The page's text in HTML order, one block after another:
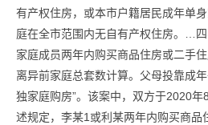
有产权住房，或本市户籍居民成年单
庭在全市范围内无自有产权住房。…
家庭成员两年内购买商品住房或二手
离异前家庭总套数计算。父母投靠成
独家庭购房”。该案中，双方于2020
述规定，李某1或利某两年内购买商品